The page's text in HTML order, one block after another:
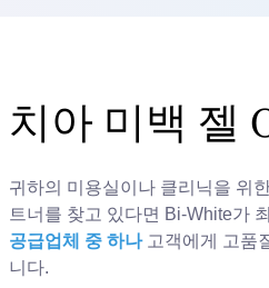
치아 미백 젤
귀하의 미용실이나 클리닉을 위
트너를 찾고 있다면 Bi-White가
공급업체 중 하나 고객에게 고품
니다.